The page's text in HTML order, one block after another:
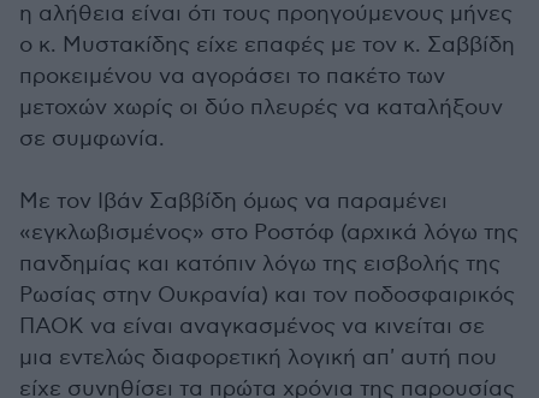
η αλήθεια είναι ότι τους προηγούμενους μήνες
ο κ. Μυστακίδης είχε επαφές με τον κ. Σαββίδη
προκειμένου να αγοράσει το πακέτο των
μετοχών χωρίς οι δύο πλευρές να καταλήξουν
σε συμφωνία.
Με τον Ιβάν Σαββίδη όμως να παραμένει
«εγκλωβισμένος» στο Ροστόφ (αρχικά λόγω της
πανδημίας και κατόπιν λόγω της εισβολής της
Ρωσίας στην Ουκρανία) και τον ποδοσφαιρικός
ΠΑΟΚ να είναι αναγκασμένος να κινείται σε
μια εντελώς διαφορετική λογική απ' αυτή που
είχε συνηθίσει τα πρώτα χρόνια της παρουσίας